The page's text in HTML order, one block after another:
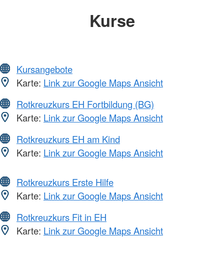
Kurse
Kursangebote
Karte: Link zur Google Maps Ansicht
Rotkreuzkurs EH Fortbildung (BG)
Karte: Link zur Google Maps Ansicht
Rotkreuzkurs EH am Kind
Karte: Link zur Google Maps Ansicht
Rotkreuzkurs Erste Hilfe
Karte: Link zur Google Maps Ansicht
Rotkreuzkurs Fit in EH
Karte: Link zur Google Maps Ansicht